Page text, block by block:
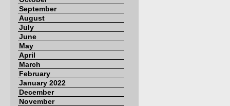
September
August
July
June
May
April
March
February
January 2022
December
November